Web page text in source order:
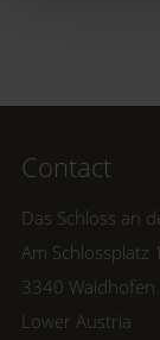
Contact
Das Schloss an
Am Schlossplatz 1
3340 Waidhofen
Lower Austria